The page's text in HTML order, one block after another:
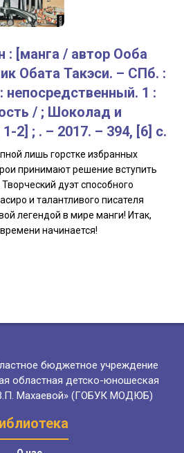
: [манга / автор Ооба
Обата Такэси. – СПб. :
непосредственный. 1 :
/ ; Шоколад и
2] ; . – 2017. – 394, [6] с.
лишь горстке избранных
принимают решение вступить
дуэт способного
и талантливого писателя
легендой в мире манги! Итак,
начинается!
бюджетное учреждение
областная детско-юношеская
Махаевой» (ГОБУК МОДЮБ)